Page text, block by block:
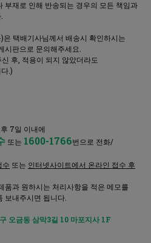
부재로 인해 반송되는 경우의 모든 책임과
택배기사님께서 배송시 확인하시는
시판으로 문의해주세요.
후, 적용이 되지 않았더라도
.)
7일 이내에
또는 1600-1766번으로 전화/
수 또는 인터넷사이트에서 온라인 접수 후
품과 원하시는 처리사항을 적은 메모를
보내주시면 됩니다.
오금동 삼막3길 10 마포지사 1F